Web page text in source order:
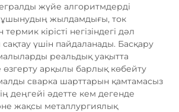
жүйе алгоритмдерді
жылдамдығы, ток
кірісті негізіндегі дәл
үшін пайдаланады. Басқару
реальдық уақытта
арқылы барлық көбейту
сварка шарттарын қамтамасыз
деңгейі әдетте кем дегенде
жақсы металлургиялық